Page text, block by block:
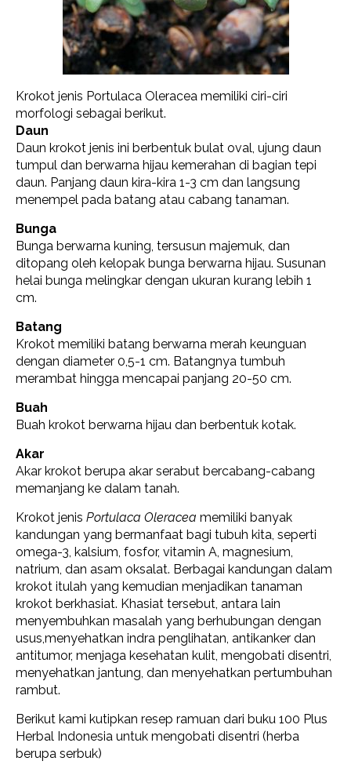
Krokot jenis Portulaca Oleracea memiliki ciri-ciri
morfologi sebagai berikut.
Daun
Daun krokot jenis ini berbentuk bulat oval, ujung daun
tumpul dan berwarna hijau kemerahan di bagian tepi
daun. Panjang daun kira-kira 1-3 cm dan langsung
menempel pada batang atau cabang tanaman.
Bunga
Bunga berwarna kuning, tersusun majemuk, dan
ditopang oleh kelopak bunga berwarna hijau. Susunan
helai bunga melingkar dengan ukuran kurang lebih 1
cm.
Batang
Krokot memiliki batang berwarna merah keunguan
dengan diameter 0,5-1 cm. Batangnya tumbuh
merambat hingga mencapai panjang 20-50 cm.
Buah
Buah krokot berwarna hijau dan berbentuk kotak.
Akar
Akar krokot berupa akar serabut bercabang-cabang
memanjang ke dalam tanah.
Krokot jenis Portulaca Oleracea memiliki banyak
kandungan yang bermanfaat bagi tubuh kita, seperti
omega-3, kalsium, fosfor, vitamin A, magnesium,
natrium, dan asam oksalat. Berbagai kandungan dalam
krokot itulah yang kemudian menjadikan tanaman
krokot berkhasiat. Khasiat tersebut, antara lain
menyembuhkan masalah yang berhubungan dengan
usus,menyehatkan indra penglihatan, antikanker dan
antitumor, menjaga kesehatan kulit, mengobati disentri,
menyehatkan jantung, dan menyehatkan pertumbuhan
rambut.
Berikut kami kutipkan resep ramuan dari buku 100 Plus
Herbal Indonesia untuk mengobati disentri (herba
berupa serbuk)